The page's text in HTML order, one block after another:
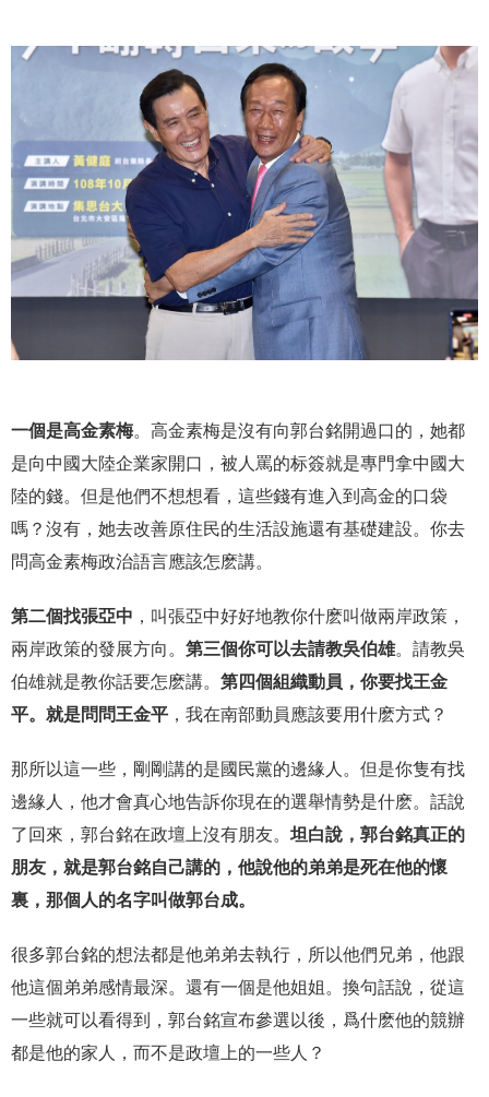
一個是高金素梅。高金素梅是沒有向郭台銘開過口的，她都
是向中國大陸企業家開口，被人罵的标簽就是專門拿中國大
陸的錢。但是他們不想想看，這些錢有進入到高金的口袋
嗎？沒有，她去改善原住民的生活設施還有基礎建設。你去
問高金素梅政治語言應該怎麽講。
第二個找張亞中 ，叫張亞中好好地教你什麽叫做兩岸政策，
兩岸政策的發展方向。 第三個你可以去請教吳伯雄。請教吳
伯雄就是教你話要怎麽講。 第四個組織動員，你要找王金
平。就是問問王金平 ，我在南部動員應該要用什麽方式？
那所以這一些，剛剛講的是國民黨的邊緣人。但是你隻有找
邊緣人，他才會真心地告訴你現在的選舉情勢是什麽。話說
了回來，郭台銘在政壇上沒有朋友。 坦白說，郭台銘真正的
朋友，就是郭台銘自己講的，他說他的弟弟是死在他的懷
裏，那個人的名字叫做郭台成。
很多郭台銘的想法都是他弟弟去執行，所以他們兄弟，他跟
他這個弟弟感情最深。還有一個是他姐姐。換句話說，從這
一些就可以看得到，郭台銘宣布參選以後，爲什麽他的競辦
都是他的家人，而不是政壇上的一些人？